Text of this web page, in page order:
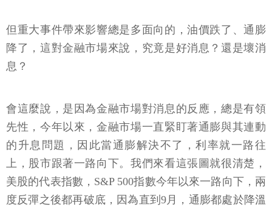
但重大事件帶來影響總是多面向的，油價跌了、通膨
降了，這對金融市場來說，究竟是好消息？還是壞消
息？
會這麼說，是因為金融市場對消息的反應，總是有領
先性，今年以來，金融市場一直緊盯著通膨與其連動
的升息問題，因此當通膨解決不了，利率就一路往
上，股市跟著一路向下。我們來看這張圖就很清楚，
美股的代表指數，S&P 500指數今年以來一路向下，兩
度反彈之後都再破底，因為直到9月，通膨都處於降溫